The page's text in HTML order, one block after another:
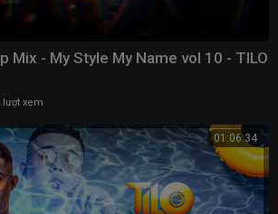
Mix - My Style My Name vol 10 - TILO
lượt xem
01:06:34